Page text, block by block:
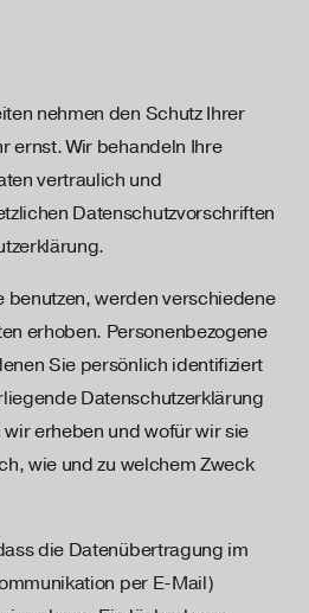
nehmen den Schutz Ihrer
ernst. Wir behandeln Ihre
vertraulich und
Datenschutzvorschriften
benutzen, werden verschiedene
erhoben. Personenbezogene
Sie persönlich identifiziert
Datenschutzerklärung
erheben und wofür wir sie
wie und zu welchem Zweck
die Datenübertragung im
per E-Mail)